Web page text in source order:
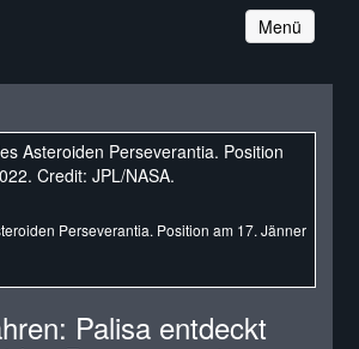
Navigation
Menü
Perseverantia. Position am 17. Jänner
Palisa entdeckt